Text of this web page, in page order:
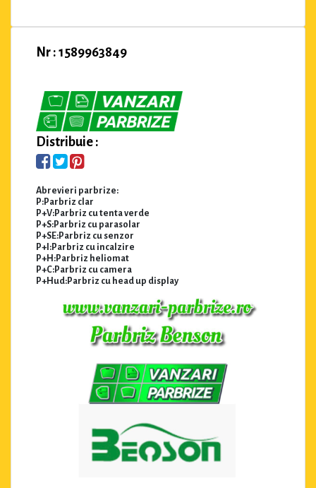
Nr : 1589963849
Distribuie :
Abrevieri parbrize:
P:Parbriz clar
P+V:Parbriz cu tenta verde
P+S:Parbriz cu parasolar
P+SE:Parbriz cu senzor
P+I:Parbriz cu incalzire
P+H:Parbriz heliomat
P+C:Parbriz cu camera
P+Hud:Parbriz cu head up display